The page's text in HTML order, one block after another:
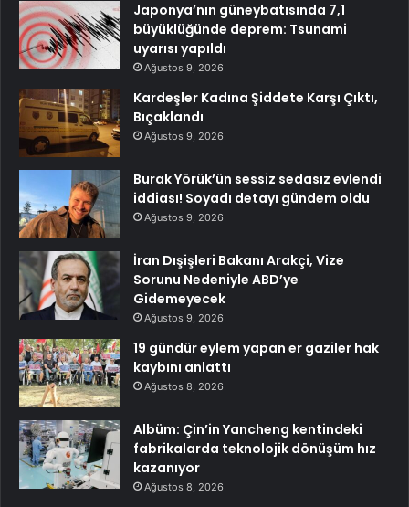
Japonya’nın güneybatısında 7,1
büyüklüğünde deprem: Tsunami
uyarısı yapıldı
Ağustos 9, 2026
Kardeşler Kadına Şiddete Karşı Çıktı,
Bıçaklandı
Ağustos 9, 2026
Burak Yörük’ün sessiz sedasız evlendi
iddiası! Soyadı detayı gündem oldu
Ağustos 9, 2026
İran Dışişleri Bakanı Arakçi, Vize
Sorunu Nedeniyle ABD’ye
Gidemeyecek
Ağustos 9, 2026
19 gündür eylem yapan er gaziler hak
kaybını anlattı
Ağustos 8, 2026
Albüm: Çin’in Yancheng kentindeki
fabrikalarda teknolojik dönüşüm hız
kazanıyor
Ağustos 8, 2026